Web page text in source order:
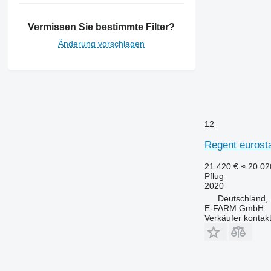
Vermissen Sie bestimmte Filter?
Änderung vorschlagen
12
Regent
21.420 € ≈
Pflug
2020
Deutschland,
E-FARM GmbH
Verkäufer